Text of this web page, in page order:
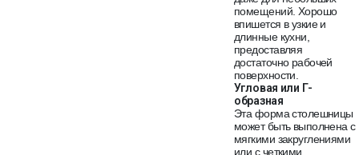
помещений. Хорошо
впишется в узкие и
длинные кухни,
предоставляя
достаточно рабочей
поверхности.
Угловая или Г-
образная
Эта форма столешницы
может быть выполнена с
мягкими закруглениями
или с четкими